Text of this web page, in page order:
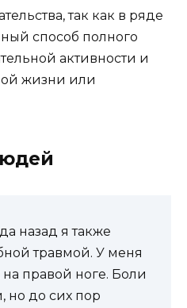
так как в ряде
способ полного
активности и
жизни или
назад я также
травмой. У меня
правой ноге. Боли
но до сих пор